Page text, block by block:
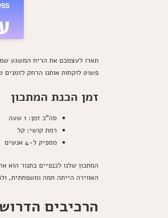
תארו לעצמכם את הריח המשגע
פשוט לוקחות אותנו הרחק
זמן הכנת המתכון
סה"כ זמן: 1 שעה
רמת קושי: קל
מספיק ל-4 אנשים
המתכון שלנו לכנפיים בתנור
האווירה הייתה חמה ומשפחתית,
הרכיבים